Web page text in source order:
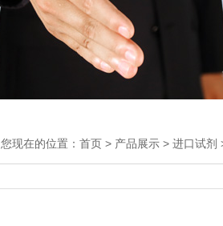
您现在的位置： 首页 > 产品展示 > 进口试剂